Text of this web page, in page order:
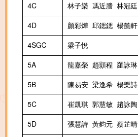
4C
林子樂 馮近謄 林冠廷
4D
顏彩燁 邱鍶鍶 楊懿軒
4SGC
梁子悅
5A
龍嘉榮 趙顥程 羅詠琳
5B
陳易安 梁逸希 楊樂詩
5C
崔凱琪 郭慧敏 趙詠陶
5D
張慧詩 黃鈞元 蔡芷晴